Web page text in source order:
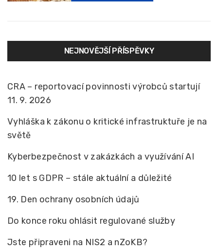
NEJNOVĚJŠÍ PŘÍSPĚVKY
CRA – reportovací povinnosti výrobců startují
11. 9. 2026
Vyhláška k zákonu o kritické infrastruktuře je na
světě
Kyberbezpečnost v zakázkách a využívání AI
10 let s GDPR – stále aktuální a důležité
19. Den ochrany osobních údajů
Do konce roku ohlásit regulované služby
Jste připraveni na NIS2 a nZoKB?